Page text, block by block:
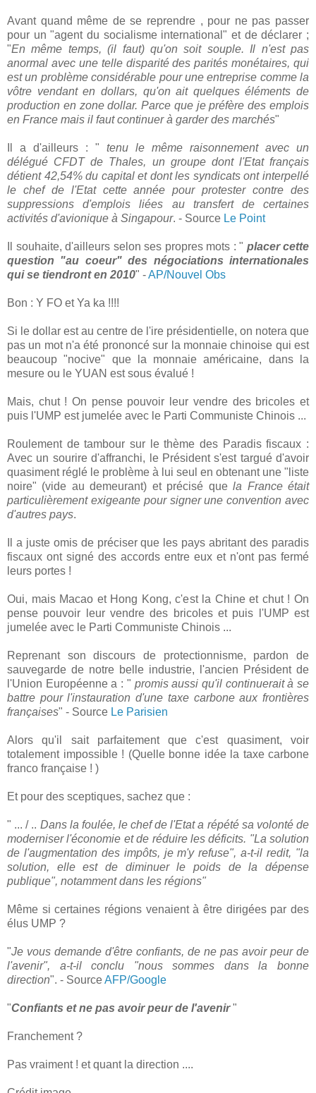
Avant quand même de se reprendre , pour ne pas passer
pour un "agent du socialisme international" et de déclarer ;
"En même temps, (il faut) qu'on soit souple. Il n'est pas
anormal avec une telle disparité des parités monétaires, qui
est un problème considérable pour une entreprise comme la
vôtre vendant en dollars, qu'on ait quelques éléments de
production en zone dollar. Parce que je préfère des emplois
en France mais il faut continuer à garder des marchés"
Il a d'ailleurs : " tenu le même raisonnement avec un
délégué CFDT de Thales, un groupe dont l'Etat français
détient 42,54% du capital et dont les syndicats ont interpellé
le chef de l'Etat cette année pour protester contre des
suppressions d'emplois liées au transfert de certaines
activités d'avionique à Singapour. - Source Le Point
Il souhaite, d'ailleurs selon ses propres mots : " placer cette
question "au coeur" des négociations internationales
qui se tiendront en 2010" -AP/Nouvel Obs
Bon : Y FO et Ya ka !!!!
Si le dollar est au centre de l'ire présidentielle, on notera que
pas un mot n'a été prononcé sur la monnaie chinoise qui est
beaucoup "nocive" que la monnaie américaine, dans la
mesure ou le YUAN est sous évalué !
Mais, chut ! On pense pouvoir leur vendre des bricoles et
puis l'UMP est jumelée avec le Parti Communiste Chinois ...
Roulement de tambour sur le thème des Paradis fiscaux :
Avec un sourire d'affranchi, le Président s'est targué d'avoir
quasiment réglé le problème à lui seul en obtenant une "liste
noire" (vide au demeurant) et précisé quela France était
particulièrement exigeante pour signer une convention avec
d'autres pays.
Il a juste omis de préciser que les pays abritant des paradis
fiscaux ont signé des accords entre eux et n'ont pas fermé
leurs portes !
Oui, mais Macao et Hong Kong, c'est la Chine et chut ! On
pense pouvoir leur vendre des bricoles et puis l'UMP est
jumelée avec le Parti Communiste Chinois ...
Reprenant son discours de protectionnisme, pardon de
sauvegarde de notre belle industrie, l'ancien Président de
l'Union Européenne a : " promis aussi qu'il continuerait à se
battre pour l'instauration d'une taxe carbone aux frontières
françaises" - Source Le Parisien
Alors qu'il sait parfaitement que c'est quasiment, voir
totalement impossible ! (Quelle bonne idée la taxe carbone
franco française ! )
Et pour des sceptiques, sachez que :
" ... / .. Dans la foulée, le chef de l'Etat a répété sa volonté de
moderniser l'économie et de réduire les déficits. "La solution
de l'augmentation des impôts, je m'y refuse", a-t-il redit, "la
solution, elle est de diminuer le poids de la dépense
publique", notamment dans les régions"
Même si certaines régions venaient à être dirigées par des
élus UMP ?
"Je vous demande d'être confiants, de ne pas avoir peur de
l'avenir", a-t-il conclu "nous sommes dans la bonne
direction". - SourceAFP/Google
"Confiants et ne pas avoir peur de l'avenir"
Franchement ?
Pas vraiment ! et quant la direction ....